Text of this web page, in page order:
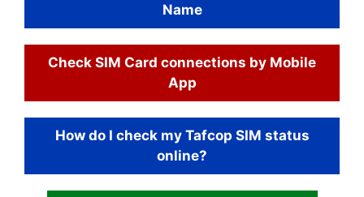
Name
Check SIM Card connections by Mobile
App
How do I check my Tafcop SIM status
online?